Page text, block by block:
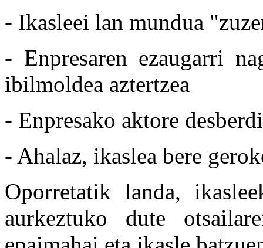
- Ikasleei lan mundua
- Enpresaren ezaugarri
ibilmoldea aztertzea
- Enpresako aktore
- Ahalaz, ikaslea bere
Oporretatik landa,
aurkeztuko dute